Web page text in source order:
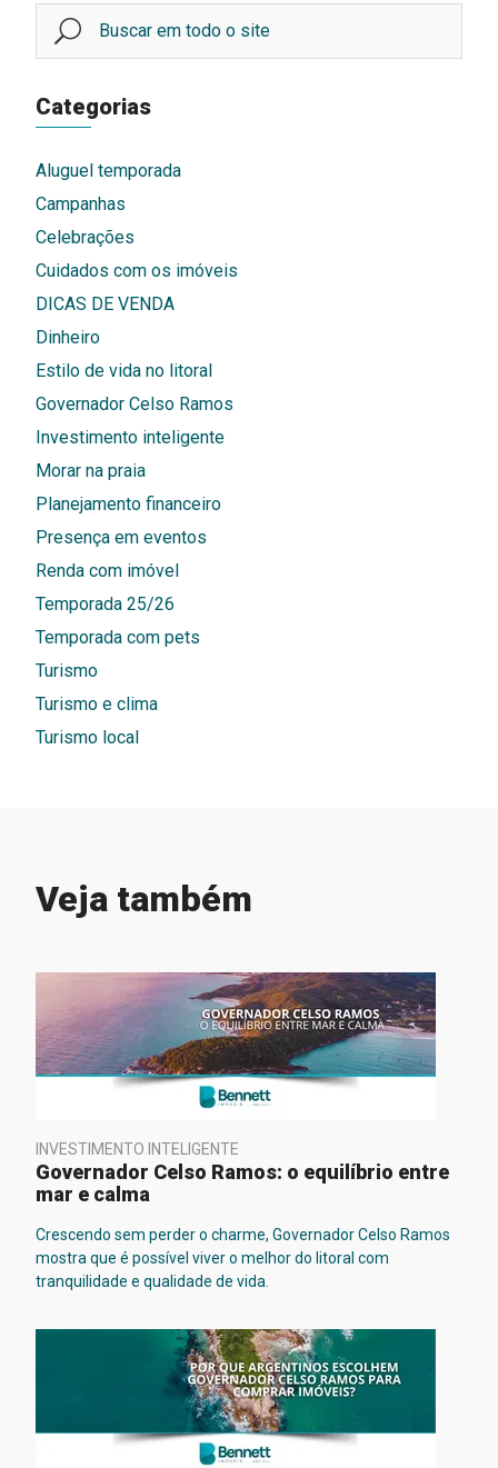
Categorias
Aluguel temporada
Campanhas
Celebrações
Cuidados com os imóveis
DICAS DE VENDA
Dinheiro
Estilo de vida no litoral
Governador Celso Ramos
Investimento inteligente
Morar na praia
Planejamento financeiro
Presença em eventos
Renda com imóvel
Temporada 25/26
Temporada com pets
Turismo
Turismo e clima
Turismo local
Veja também
INVESTIMENTO INTELIGENTE
Governador Celso Ramos: o equilíbrio entre
mar e calma
Crescendo sem perder o charme, Governador Celso Ramos
mostra que é possível viver o melhor do litoral com
tranquilidade e qualidade de vida.